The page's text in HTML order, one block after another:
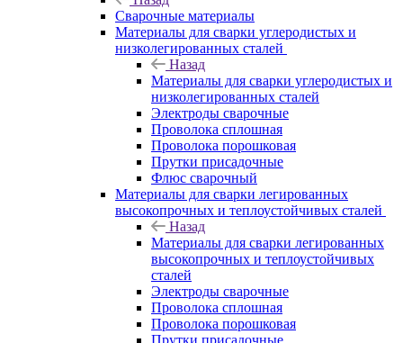
Сварочные материалы
Материалы для сварки углеродистых и
низколегированных сталей
Назад
Материалы для сварки углеродистых и
низколегированных сталей
Электроды сварочные
Проволока сплошная
Проволока порошковая
Прутки присадочные
Флюс сварочный
Материалы для сварки легированных
высокопрочных и теплоустойчивых сталей
Назад
Материалы для сварки легированных
высокопрочных и теплоустойчивых
сталей
Электроды сварочные
Проволока сплошная
Проволока порошковая
Прутки присадочные